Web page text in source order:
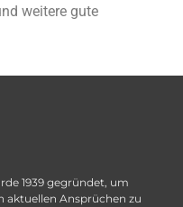
weitere gute
1939 gegründet, um
aktuellen Ansprüchen zu